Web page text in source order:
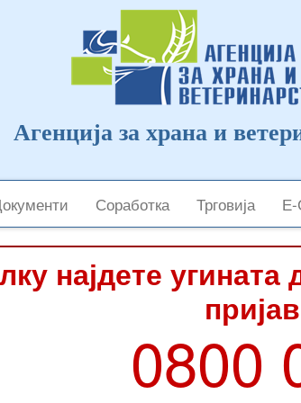
Агенција за храна и
Соработка Трговија
најдете
0800